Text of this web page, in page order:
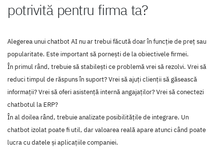
potrivită pentru firma ta?
Alegerea unui chatbot AI nu ar trebui făcută doar în funcție de preț sau
popularitate. Este important să pornești de la obiectivele firmei.
În primul rând, trebuie să stabilești ce problemă vrei să rezolvi. Vrei să
reduci timpul de răspuns în suport? Vrei să ajuți clienții să găsească
informații? Vrei să oferi asistență internă angajaților? Vrei să conectezi
chatbotul la ERP?
În al doilea rând, trebuie analizate posibilitățile de integrare. Un
chatbot izolat poate fi util, dar valoarea reală apare atunci când poate
lucra cu datele și aplicațiile companiei.